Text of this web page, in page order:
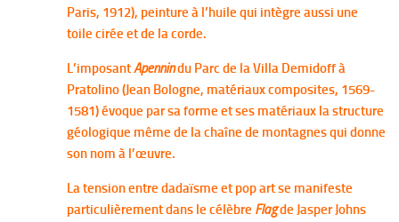
Paris, 1912), peinture à l’huile qui intègre aussi une
toile cirée et de la corde.
L’imposantApennindu Parc de la Villa Demidoff à
Pratolino (Jean Bologne, matériaux composites, 1569-
1581) évoque par sa forme et ses matériaux la structure
géologique même de la chaîne de montagnes qui donne
son nom à l’œuvre.
La tension entre dadaïsme et pop art se manifeste
particulièrement dans le célèbre Flagde Jasper Johns